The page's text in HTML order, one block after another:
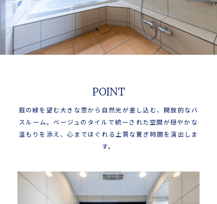
POINT
庭の緑を望む大きな窓から自然光が差し込む、開放的なバ
スルーム。ベージュのタイルで統一された空間が穏やかな
温もりを添え、心までほぐれる上質な寛ぎ時間を演出しま
す。